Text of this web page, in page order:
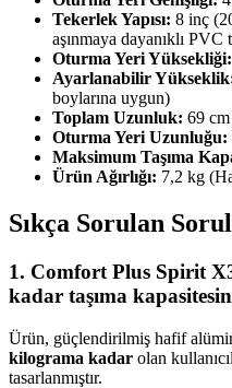
Tekerlek Yapısı: 8 inç
aşınmaya dayanıklı PVC
Oturma Yeri Yüksekliği:
Ayarlanabilir
boylarına uygun)
Toplam Uzunluk: 69 cm
Oturma Yeri Uzunluğu:
Maksimum Taşıma
Ürün Ağırlığı: 7,2 kg
Sıkça Sorulan
1. Comfort Plus Spirit
kadar taşıma
Ürün, güçlendirilmiş hafif
kilograma kadar olan
tasarlanmıştır.